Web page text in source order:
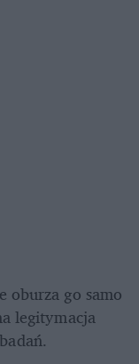
oburza go samo
legitymacja